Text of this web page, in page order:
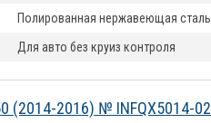
Полированная нержавеющая сталь
Для авто без круиз контроля
(2014-2016) № INFQX5014-02